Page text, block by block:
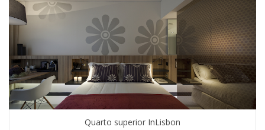
Quarto superior InLisbon